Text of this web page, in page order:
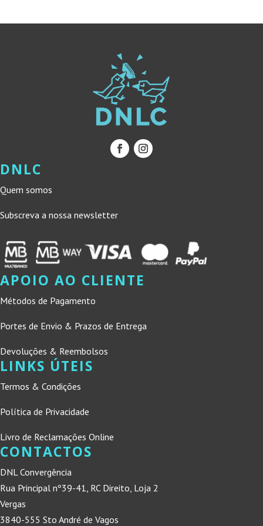
DNLC
Quem somos
Subscreva a nossa newsletter
APOIO AO CLIENTE
Métodos de Pagamento
Portes de Envio & Prazos de Entrega
Devoluções & Reembolsos
LINKS ÚTEIS
Termos & Condições
Política de Privacidade
Livro de Reclamações Online
CONTACTOS
DNL Convergência
Rua Principal nº39-41, RC Direito, Loja 2
Vergas
3840-555 Sto André de Vagos